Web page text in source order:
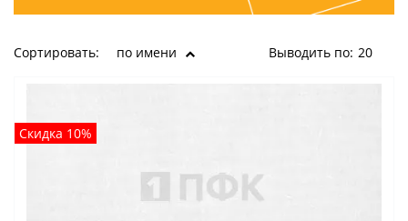
Сортировать: по имени Выводить по: 20
Скидка 10%